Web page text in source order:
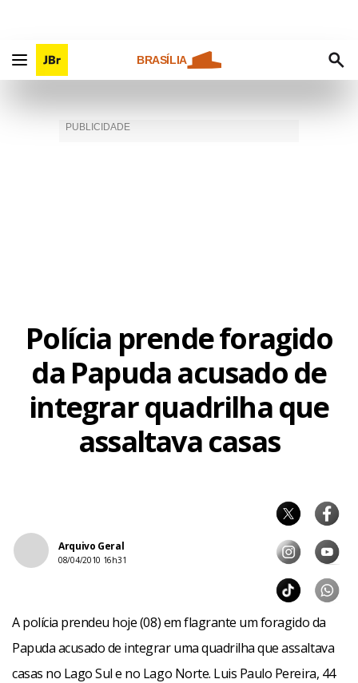
BRASÍLIA
Polícia prende foragido
da Papuda acusado de
integrar quadrilha que
assaltava casas
Arquivo Geral
08/04/2010 16h31
A polícia prendeu hoje (08) em flagrante um foragido da
Papuda acusado de integrar uma quadrilha que assaltava
casas no Lago Sul e no Lago Norte. Luis Paulo Pereira, 44